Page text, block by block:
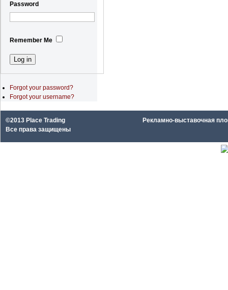
Password
Remember Me
Forgot your password?
Forgot your username?
©2013 Place Trading
Все права защищены
Рекламно-выставочная